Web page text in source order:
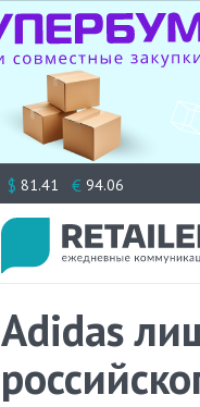
$ 81.41 € 94.06
Adidas